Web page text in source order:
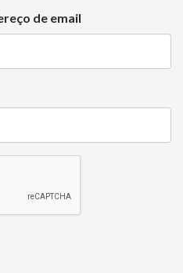
de email